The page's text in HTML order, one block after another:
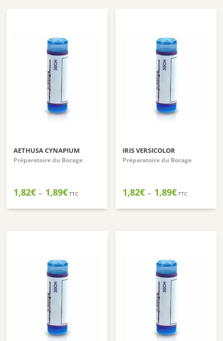
AETHUSA CYNAPIUM
Préparatoire du Bocage
1,82€ – 1,89€Plage
prix :
TTC
IRIS VERSICOLOR
Préparatoire du Bocage
1,82€ – 1,89€Plage
prix :
TTC